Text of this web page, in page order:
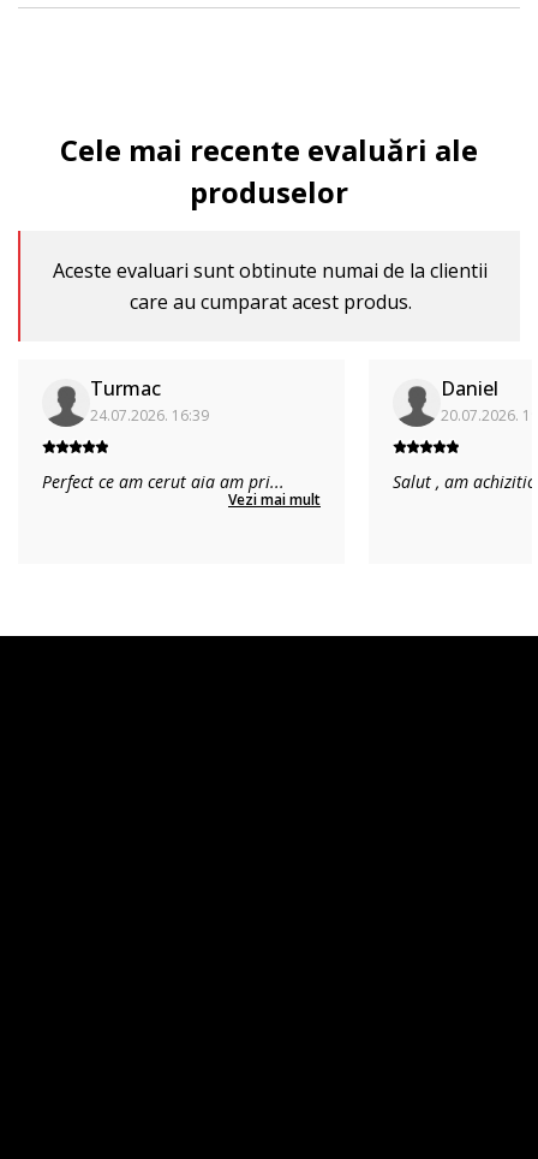
Cele mai recente evaluări ale
produselor
Aceste evaluari sunt obtinute numai de la clientii
care au cumparat acest produs.
Turmac
24.07.2026. 16:39
Perfect ce am cerut aia am pri...
Vezi mai mult
Daniel
20.07.2026.
Salut , am